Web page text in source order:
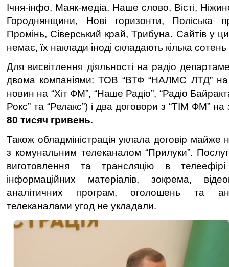
Ічня-інфо, Маяк-медіа, Наше слово, Вісті,
Городнянщини, Нові горизонти, Поліська
Промінь, Сіверський край, Трибуна. Сайтів у
немає, їх наклади іноді складають кілька сотень
Для висвітлення діяльності на радіо
двома компаніями: ТОВ “ВТФ “НАЛМС ЛТД”
новин на “Хіт ФМ”, “Наше Радіо”, “Радіо
Рокс” та “Релакс”) і два договори з “ТІМ ФМ”
80 тисяч гривень.
Також обладміністрація уклала договір майже
з комунальним телеканалом “Прилуки”.
виготовлення та трансляцію в
інформаційних матеріалів, зокрема,
аналітичних програм, оголошень та
телеканалами угод не укладали.